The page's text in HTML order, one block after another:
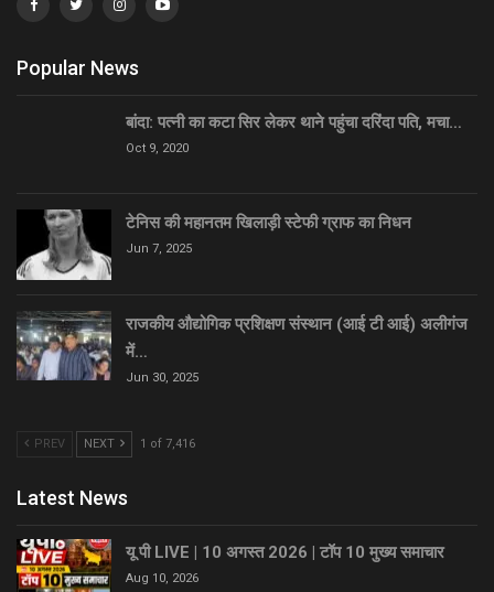
Popular News
बांदा: पत्नी का कटा सिर लेकर थाने पहुंचा दरिंदा पति, मचा…
Oct 9, 2020
टेनिस की महानतम खिलाड़ी स्टेफी ग्राफ का निधन
Jun 7, 2025
राजकीय औद्योगिक प्रशिक्षण संस्थान (आई टी आई) अलीगंज
में…
Jun 30, 2025
PREV NEXT 1 of 7,416
Latest News
यू पी LIVE | 10 अगस्त 2026 | टॉप 10 मुख्य समाचार
Aug 10, 2026